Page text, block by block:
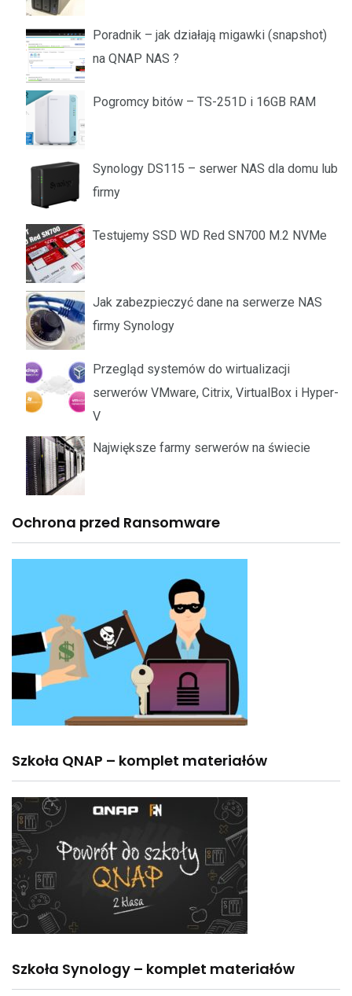
Poradnik – jak działają migawki (snapshot)
na QNAP NAS ?
Pogromcy bitów – TS-251D i 16GB RAM
Synology DS115 – serwer NAS dla domu lub
firmy
Testujemy SSD WD Red SN700 M.2 NVMe
Jak zabezpieczyć dane na serwerze NAS
firmy Synology
Przegląd systemów do wirtualizacji
serwerów VMware, Citrix, VirtualBox i Hyper-
V
Największe farmy serwerów na świecie
Ochrona przed Ransomware
Szkoła QNAP – komplet materiałów
Szkoła Synology – komplet materiałów